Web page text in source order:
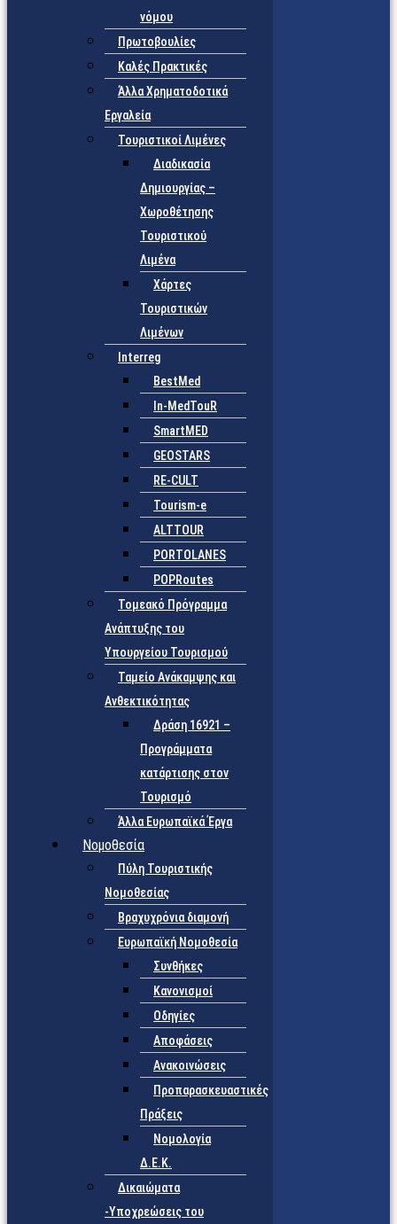
νόμου
Πρωτοβουλίες
Καλές Πρακτικές
Άλλα Χρηματοδοτικά
Εργαλεία
Τουριστικοί Λιμένες
Διαδικασία
Δημιουργίας –
Χωροθέτησης
Τουριστικού
Λιμένα
Χάρτες
Τουριστικών
Λιμένων
Interreg
BestMed
In-MedTouR
SmartMED
GEOSTARS
RE-CULT
Tourism-e
ALTTOUR
PORTOLANES
POPRoutes
Τομεακό Πρόγραμμα
Ανάπτυξης του
Υπουργείου Τουρισμού
Ταμείο Ανάκαμψης και
Ανθεκτικότητας
Δράση 16921 –
Προγράμματα
κατάρτισης στον
Τουρισμό
Άλλα Ευρωπαϊκά Έργα
Νομοθεσία
Πύλη Τουριστικής
Νομοθεσίας
Βραχυχρόνια διαμονή
Ευρωπαϊκή Νομοθεσία
Συνθήκες
Κανονισμοί
Οδηγίες
Αποφάσεις
Ανακοινώσεις
Προπαρασκευαστικές
Πράξεις
Νομολογία
Δ.Ε.Κ.
Δικαιώματα
-Υποχρεώσεις του